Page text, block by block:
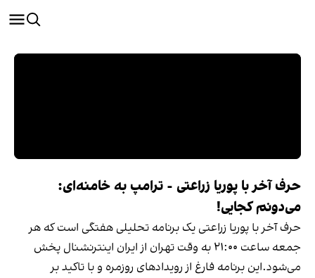
حرف آخر با پوریا زراعتی - ترامپ به خامنه‌ای:
می‌دونم کجایی!
حرف آخر با پوریا زراعتی یک برنامه تحلیلی هفتگی‌ است که هر
جمعه ساعت ۲۱:۰۰ به وقت تهران از ایران اینترنشنال پخش
می‌شود.این برنامه فارغ از رویدادهای روزمره و با تاکید بر